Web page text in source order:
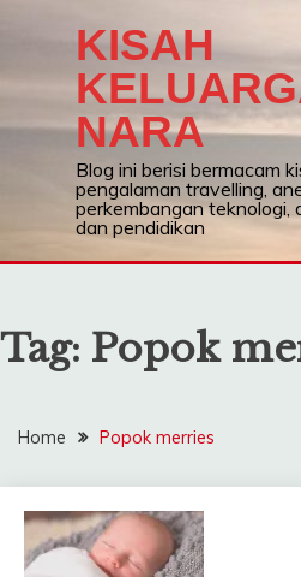
KISAH
NARA
Blog ini berisi bermacam
pengalaman travelling,
perkembangan teknologi,
dan pendidikan
Tag: Popok
Home Popok merries